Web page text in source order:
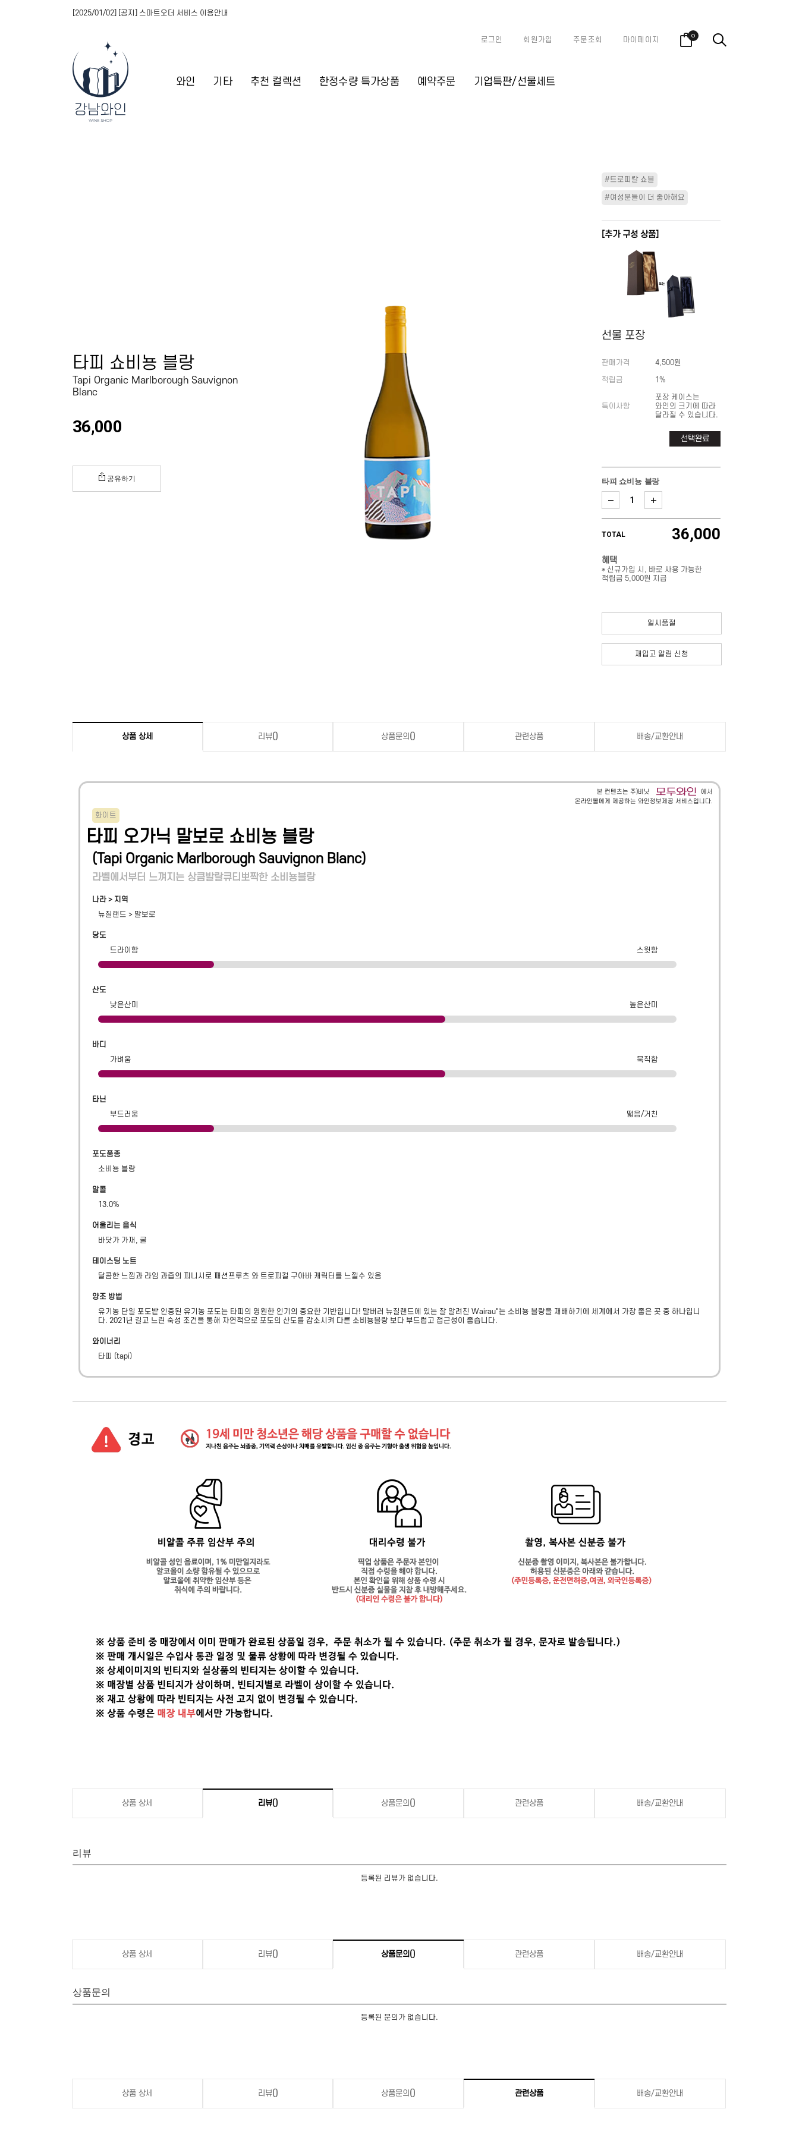
와인 기타 추천 컬렉션 한정수량 특가상품 예약주문 기업특판/선물세트
[2025/01/02] [공지] 스마트오더 서비스 이용안내
로그인 회원가입 주문조회 마이페이지 0
타피 쇼비뇽 블랑
Tapi Organic Marlborough Sauvignon
Blanc
36,000
공유하기
#트로피칼 쇼블
#여성분들이 더 좋아해요
[추가 구성 상품]
선물 포장
판매가격 4,500원
적립금 1%
특이사항
포장 케이스는
와인의 크기에 따라
달라질 수 있습니다.
선택완료
타피 쇼비뇽 블랑
TOTAL 36,000
혜택
* 신규가입 시, 바로 사용 가능한
적립금 5,000원 지급
일시품절
재입고 알림 신청
상품 상세 리뷰() 상품문의 () 관련상품 배송/교환안내
본 컨텐츠는 주)비닛
에서
온라인몰에게 제공하는 와인정보제공 서비스입니다.
화이트
타피 오가닉 말보로 쇼비뇽 블랑
( Tapi Organic Marlborough Sauvignon Blanc)
라벨에서부터 느껴지는 상큼발랄큐티뽀짝한 소비뇽블랑
나라 > 지역
뉴질랜드 > 말보로
당도
드라이함
스윗함
산도
낮은산미
높은산미
바디
가벼움
묵직함
타닌
부드러움
떫음/거친
포도품종
소비뇽 블랑
알콜
13.0%
어울리는 음식
바닷가 가재, 굴
테이스팅 노트
달콤한 느낌과 라임 과즙의 피니시로 패션프루츠 와 트로피컬 구아바 캐릭터를 느낄수 있음
양조 방법
유기농 단일 포도밭 인증된 유기농 포도는 타피의 영원한 인기의 중요한 기반입니다! 말버러 뉴질랜드에 있는 잘 알려진 Wairau"는 소비뇽 블랑을 재배하기에 세계에서 가장 좋은 곳 중 하나입니
다. 2021년 길고 느린 숙성 조건을 통해 자연적으로 포도의 산도를 감소시켜 다른 소비뇽블랑 보다 부드럽고 접근성이 좋습니다.
와이너리
타피 (tapi)
상품 상세 리뷰() 상품문의 () 관련상품 배송/교환안내
리뷰
등록된 리뷰가 없습니다.
상품 상세 리뷰() 상품문의 () 관련상품 배송/교환안내
상품문의
등록된 문의가 없습니다.
상품 상세 리뷰() 상품문의 () 관련상품 배송/교환안내